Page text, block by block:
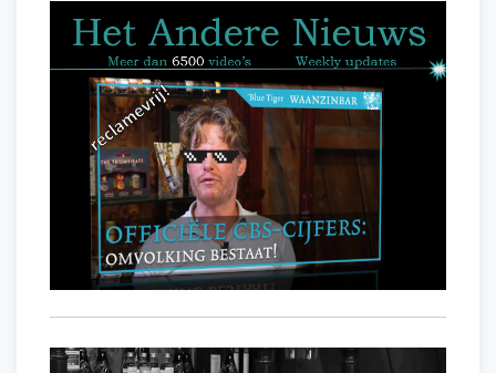
Videospeler